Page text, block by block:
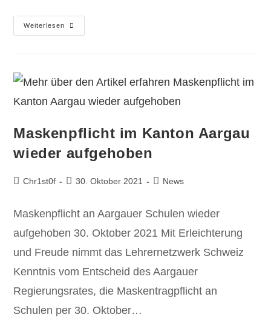
Weiterlesen
Maskenpflicht im Kanton Aargau
wieder aufgehoben
Chr1st0f 30. Oktober 2021 News
Maskenpflicht an Aargauer Schulen wieder
aufgehoben 30. Oktober 2021 Mit Erleichterung
und Freude nimmt das Lehrernetzwerk Schweiz
Kenntnis vom Entscheid des Aargauer
Regierungsrates, die Maskentragpflicht an
Schulen per 30. Oktober…